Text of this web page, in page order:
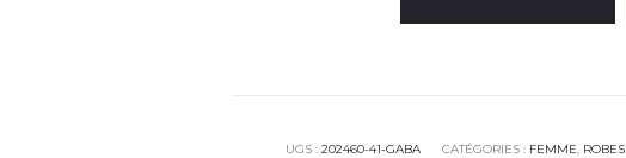
UGS : 202460-41-GABA CATÉGORIES : FEMME, ROBES